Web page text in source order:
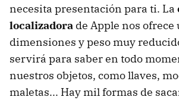
necesita presentación para ti. La
localizadora de Apple nos ofrece
dimensiones y peso muy
servirá para saber en todo
nuestros objetos, como llaves,
maletas... Hay mil formas de